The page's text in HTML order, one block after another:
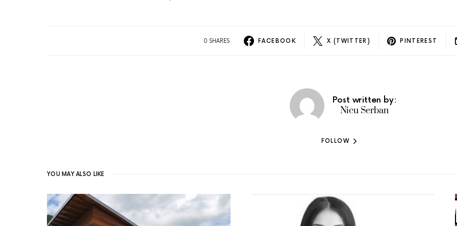
0 SHARES FACEBOOK X (TWITTER) PINTEREST
Post written by:
Nicu Serban
FOLLOW
YOU MAY ALSO LIKE